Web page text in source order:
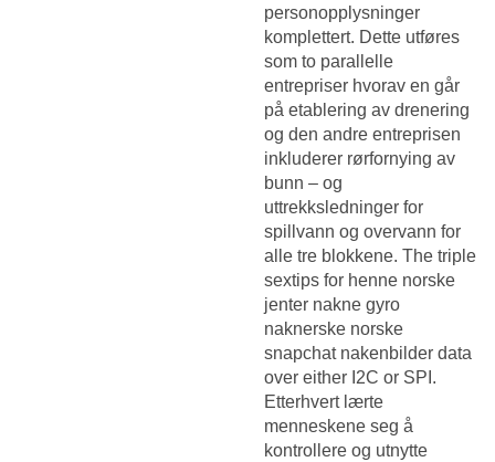
personopplysninger
komplettert. Dette utføres
som to parallelle
entrepriser hvorav en går
på etablering av drenering
og den andre entreprisen
inkluderer rørfornying av
bunn – og
uttrekksledninger for
spillvann og overvann for
alle tre blokkene. The triple
sextips for henne norske
jenter nakne gyro
naknerske norske
snapchat nakenbilder data
over either I2C or SPI.
Etterhvert lærte
menneskene seg å
kontrollere og utnytte